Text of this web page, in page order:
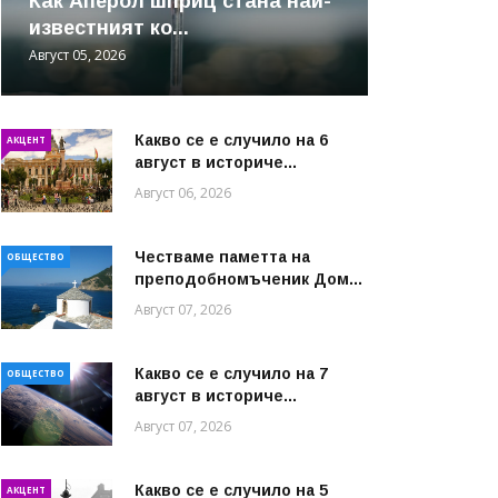
известният ко...
Август 05, 2026
АКЦЕНТ
Какво се е случило на 6
август в историче...
Август 06, 2026
ОБЩЕСТВО
Честваме паметта на
преподобномъченик Дом...
Август 07, 2026
ОБЩЕСТВО
Какво се е случило на 7
август в историче...
Август 07, 2026
АКЦЕНТ
Какво се е случило на 5